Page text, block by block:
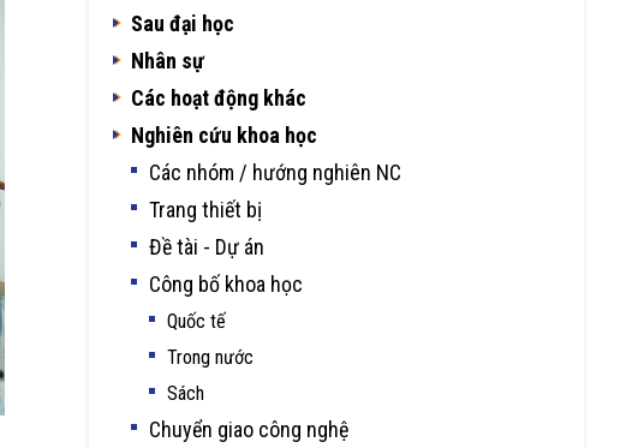
Sau đại học
Nhân sự
Các hoạt động khác
Nghiên cứu khoa học
Các nhóm / hướng nghiên NC
Trang thiết bị
Đề tài - Dự án
Công bố khoa học
Quốc tế
Trong nước
Sách
Chuyển giao công nghệ